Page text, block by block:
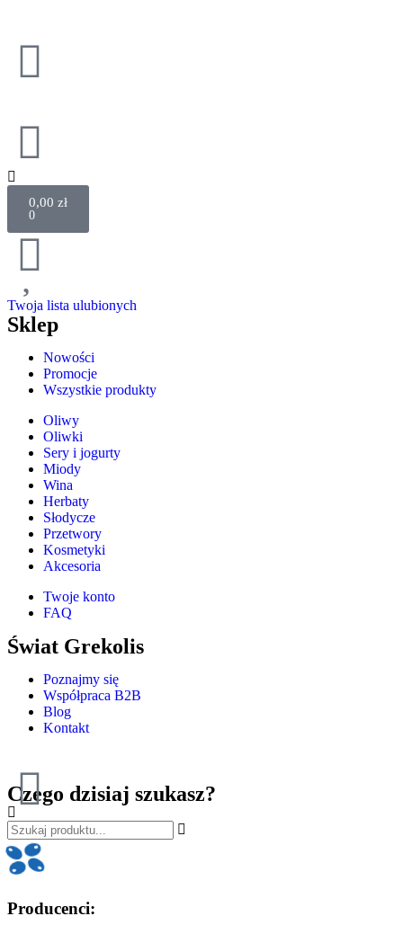
0,00 zł
0
Twoja lista ulubionych
Sklep
Nowości
Promocje
Wszystkie produkty
Oliwy
Oliwki
Sery i jogurty
Miody
Wina
Herbaty
Słodycze
Przetwory
Kosmetyki
Akcesoria
Twoje konto
FAQ
Świat Grekolis
Poznajmy się
Współpraca B2B
Blog
Kontakt
Czego dzisiaj szukasz?
Producenci: